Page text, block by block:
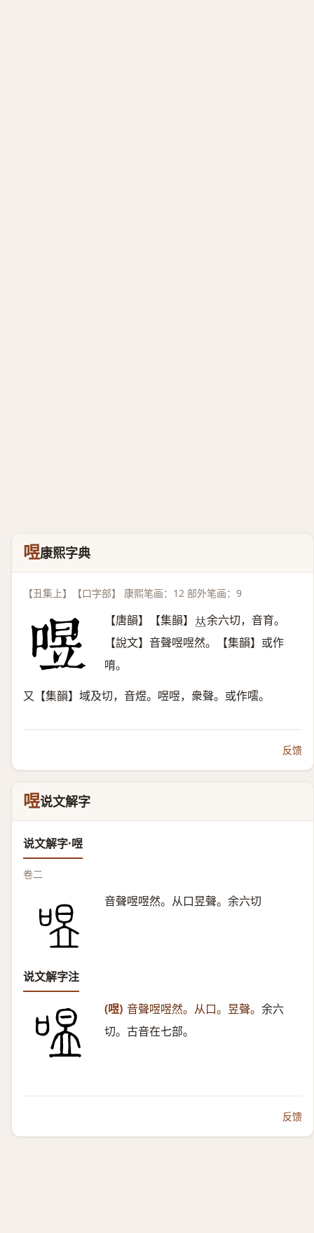
喅康熙字典
【丑集上】【口字部】 康熙笔画：12 部外笔画：9
【唐韻】【集韻】 𠀤余六切，音育。
【說文】音聲喅喅然。【集韻】或作
唷。
又【集韻】域及切，音煜。喅喅，衆聲。或作㘊。
反馈
喅说文解字
说文解字·喅
卷二
音聲喅喅然。从口昱聲。余六切
说文解字注
(喅) 音聲喅喅然。从口。昱聲。 余六
切。古音在七部。
反馈